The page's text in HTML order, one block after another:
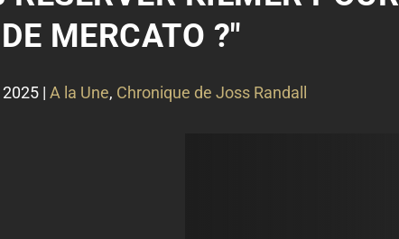
MERCATO ?"
| A la Une, Chronique de Joss Randall